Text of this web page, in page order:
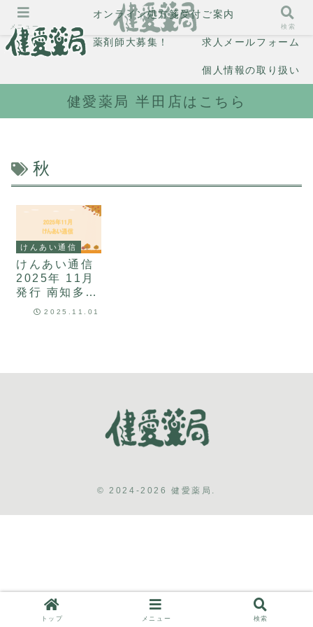
オンライン処方箋受付ご案内
薬剤師大募集！ 求人メールフォーム
個人情報の取り扱い
健愛薬局 半田店はこちら
秋
けんあい通信
けんあい通信
2025年 11月
発行 南知多
2025.11.01
© 2024-2026 健愛薬局.
メニュー 検索
トップ メニュー 検索